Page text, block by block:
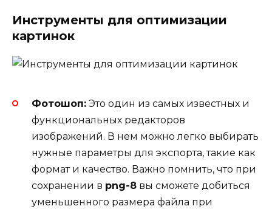
Инструменты для оптимизации
картинок
Фотошоп: Это один из самых известных и
функциональных редакторов
изображений. В нем можно легко выбирать
нужные параметры для экспорта, такие как
формат и качество. Важно помнить, что при
сохранении в png-8 вы сможете добиться
уменьшенного размера файла при